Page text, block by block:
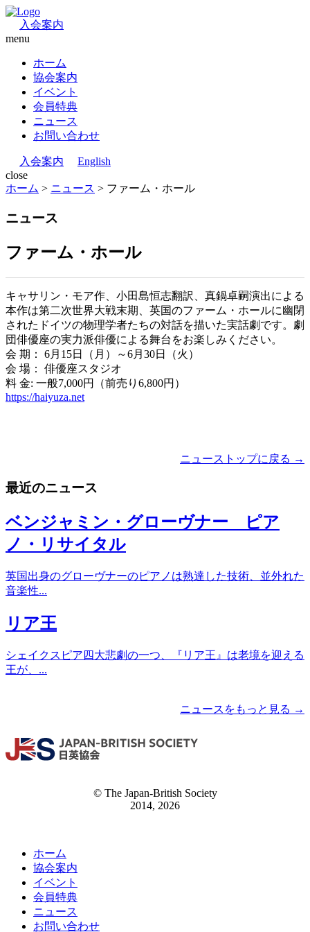
入会案内
menu
ホーム
協会案内
イベント
会員特典
ニュース
お問い合わせ
入会案内
English
close
ホーム > ニュース > ファーム・ホール
ニュース
ファーム・ホール
キャサリン・モア作、小田島恒志翻訳、真鍋卓嗣演出による
本作は第二次世界大戦末期、英国のファーム・ホールに幽閉
されたドイツの物理学者たちの対話を描いた実話劇です。劇
団俳優座の実力派俳優による舞台をお楽しみください。
会 期： 6月15日（月）～6月30日（火）
会 場： 俳優座スタジオ
料 金: 一般7,000円（前売り6,800円）
https://haiyuza.net
ニューストップに戻る →
最近のニュース
ベンジャミン・グローヴナー ピア
ノ・リサイタル
英国出身のグローヴナーのピアノは熟達した技術、並外れた
音楽性...
リア王
シェイクスピア四大悲劇の一つ、『リア王』は老境を迎える
王が、...
ニュースをもっと見る →
© The Japan-British Society
2014, 2026
ホーム
協会案内
イベント
会員特典
ニュース
お問い合わせ